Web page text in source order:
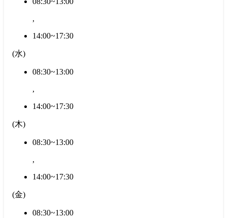
,
14:00~17:30
(水)
08:30~13:00
,
14:00~17:30
(木)
08:30~13:00
,
14:00~17:30
(金)
08:30~13:00